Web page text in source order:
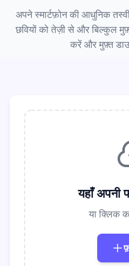
अपने स्मार्टफ़ोन की आधुनिक
छवियों को तेज़ी से और बिल्कुल
करें और मुफ़्त
यहाँ अपनी
या क्लिक